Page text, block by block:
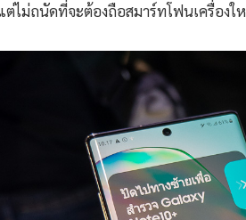
ต่ไม่ถนัดที่จะต้องถือสมาร์ทโฟนเครื่อง